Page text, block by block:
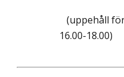
(uppehåll
16.00-18.00)